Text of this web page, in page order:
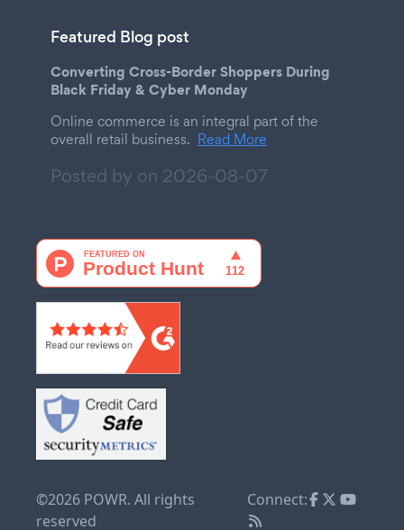
Featured Blog post
Converting Cross-Border Shoppers During
Black Friday & Cyber Monday
Online commerce is an integral part of the
overall retail business. Read More
Posted by on 2026-08-07
©2026 POWR. All rights
reserved
Connect: